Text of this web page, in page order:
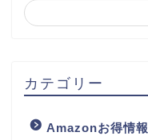
カテゴリー
Amazonお得情報